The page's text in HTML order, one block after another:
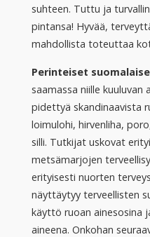
suhteen. Tuttu ja
pintansa! Hyvää,
mahdollista toteuttaa
Perinteiset
saamassa niille kuuluvan
pidettyä skandinaavista
loimulohi, hirvenliha,
silli. Tutkijat uskovat
metsämarjojen
erityisesti nuorten
näyttäytyy terveellisten
käyttö ruoan ainesosina
aineena. Onkohan